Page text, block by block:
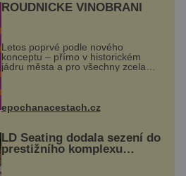
ROUDNICKÉ VINOBRANÍ
Letos poprvé podle nového
konceptu – přímo v historickém
jádru města a pro všechny zcela
zdarma. Hlavní program se
náměstí. Návštěvníci se mohou těšit
na víno, burčák, pes...
epochanacestach.cz
LD Seating dodala sezení do
prestižního komplexu
MediaCityUK v Salfordu